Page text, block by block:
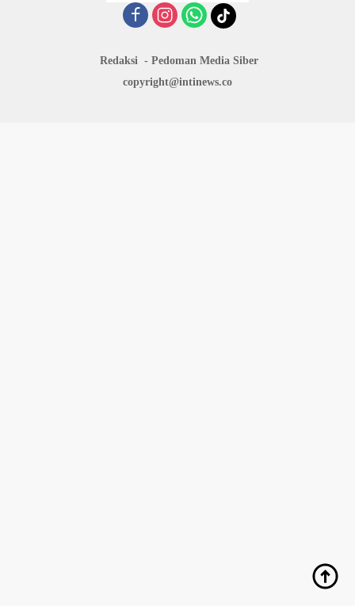
Redaksi
Pedoman Media Siber
copyright@intinews.co